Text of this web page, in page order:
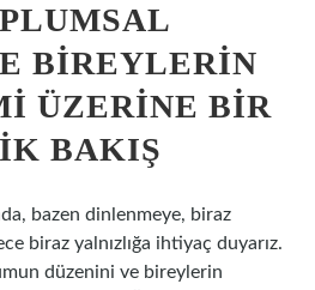
BIREYLERIN
ÜZERINE BIR
BAKIŞ
bazen dinlenmeye, biraz
biraz yalnızlığa ihtiyaç duyarız.
düzenini ve bireylerin